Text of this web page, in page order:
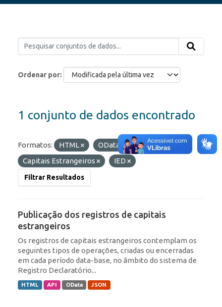
Ordenar por
1 conjunto de dados encontrado
Formatos: HTML OData
Etiquetas:
Capitais Estrangeiros
IED
Filtrar Resultados
Publicação dos registros de capitais
estrangeiros
Os registros de capitais estrangeiros contemplam os
seguintes tipos de operações, criadas ou encerradas
em cada período data-base, no âmbito do sistema de
Registro Declaratório...
HTML API OData JSON